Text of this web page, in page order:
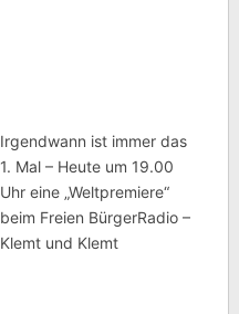
Irgendwann ist immer das
1. Mal – Heute um 19.00
Uhr eine „Weltpremiere“
beim Freien BürgerRadio –
Klemt und Klemt